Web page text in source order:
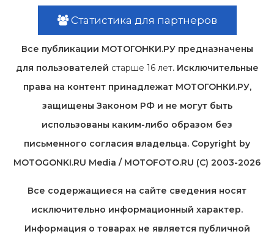
Статистика для партнеров
Все публикации МОТОГОНКИ.РУ предназначены
для пользователей старше 16 лет. Исключительные
права на контент принадлежат МОТОГОНКИ.РУ,
защищены Законом РФ и не могут быть
использованы каким-либо образом без
письменного согласия владельца. Copyright by
MOTOGONKI.RU Media / MOTOFOTO.RU (C) 2003-2026
Все содержащиеся на cайте сведения носят
исключительно информационный характер.
Информация о товарах не является публичной